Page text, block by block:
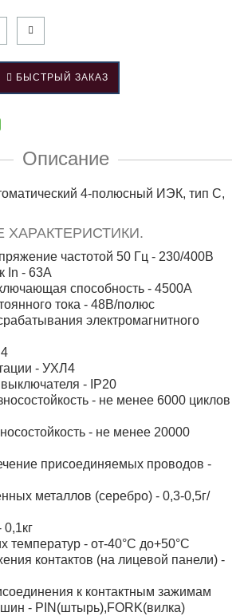
БЫСТРЫЙ ЗАКАЗ
Описание
4-полюсный ИЭК, тип C,
ХАРАКТЕРИСТИКИ.
частотой 50 Гц - 230/400В
In - 63А
способность - 4500А
тока - 48В/полюс
электромагнитного
- УХЛ4
- IP20
- не менее 6000 циклов
- не менее 20000
присоединяемых проводов -
металлов (серебро) - 0,3-0,5г/
температур - от-40°С до+50°С
контактов (на лицевой панели) -
к контактным зажимам
- PIN(штырь),FORK(вилка)